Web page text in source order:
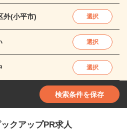
外(小平市) 選択
選択
選択
検索条件を保存
クアップPR求人